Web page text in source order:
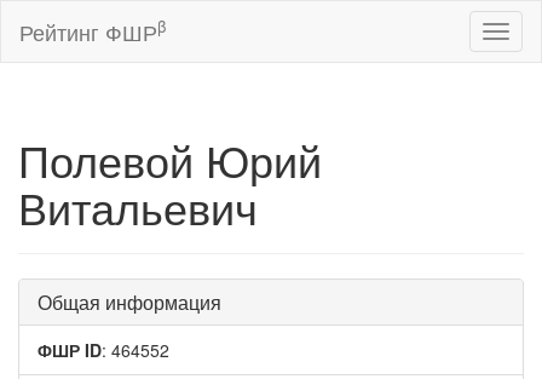
Рейтинг ФШРβ
Полевой Юрий
Витальевич
Общая информация
ФШР ID: 464552